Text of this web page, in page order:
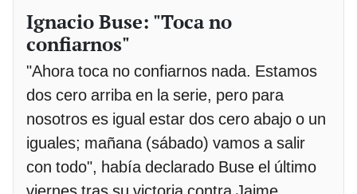
Ignacio Buse: "Toca no
confiarnos"
"Ahora toca no confiarnos nada. Estamos
dos cero arriba en la serie, pero para
nosotros es igual estar dos cero abajo o un
iguales; mañana (sábado) vamos a salir
con todo", había declarado Buse el último